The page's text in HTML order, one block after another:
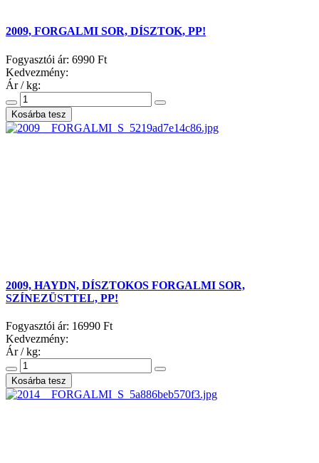
2009, FORGALMI SOR, DÍSZTOK, PP!
Fogyasztói ár: 6990 Ft
Kedvezmény:
Ár / kg:
2009, HAYDN, DÍSZTOKOS FORGALMI SOR,
SZÍNEZÜSTTEL, PP!
Fogyasztói ár: 16990 Ft
Kedvezmény:
Ár / kg: